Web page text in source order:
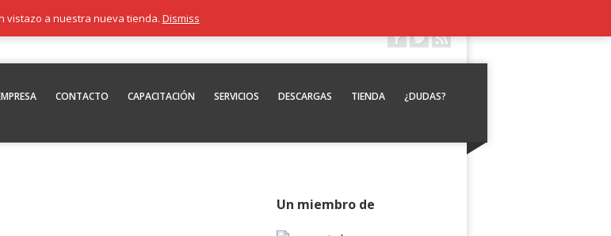
CONTACTO CAPACITACIÓN SERVICIOS DESCARGAS TIENDA ¿DUDAS?
Un miembro de
vistazo a nuestra nueva tienda. Dismiss